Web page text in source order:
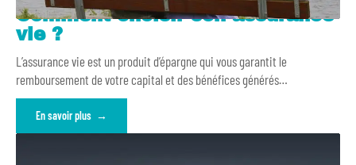
Comment choisir son assurance
vie ?
L’assurance vie est un produit d’épargne qui vous garantit le
remboursement de votre capital et des bénéfices générés…
En savoir plus